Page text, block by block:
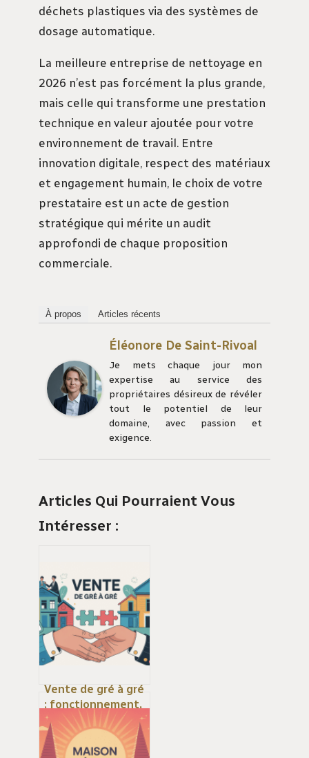
déchets plastiques via des systèmes de
dosage automatique.
La meilleure entreprise de nettoyage en
2026 n’est pas forcément la plus grande,
mais celle qui transforme une prestation
technique en valeur ajoutée pour votre
environnement de travail. Entre
innovation digitale, respect des matériaux
et engagement humain, le choix de votre
prestataire est un acte de gestion
stratégique qui mérite un audit
approfondi de chaque proposition
commerciale.
À propos Articles récents
Éléonore De Saint-Rivoal
Je mets chaque jour mon
expertise au service des
propriétaires désireux de révéler
tout le potentiel de leur
domaine, avec passion et
exigence.
Articles Qui Pourraient Vous
Intéresser :
Vente de gré à gré
: fonctionnement,
risques et bonnes
pratiques
essentielles